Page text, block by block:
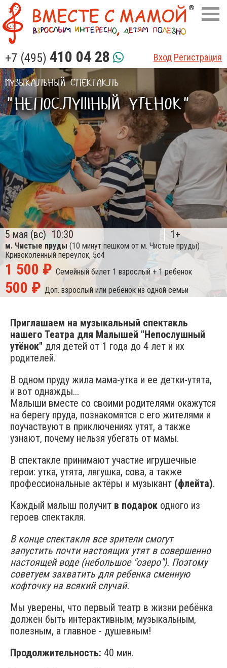
+7 (495) 410 04 28 Вход Регистрация
МУЗЫКАЛЬНЫЙ СПЕКТАКЛЬ
"НЕПОСЛУШНЫЙ УТЕНОК"
5 мая (вс) 10:30 1+
м. Чистые пруды (10 минут пешком от м. Чистые пруды)
Кривоколенный переулок, 5с4
1 500 ₽ Семейный билет 1 взрослый + 1 ребенок
500 ₽ Доп. взрослый или ребенок из одной семьи
Приглашаем на музыкальный спектакль
нашего Театра для Малышей "Непослушный
утёнок" для детей от 1 года до 4 лет и их
родителей.
В одном пруду жила мама-утка и ее детки-утята,
и вот однажды...
Малыши вместе со своими родителями окажутся
на берегу пруда, познакомятся с его жителями и
поучаствуют в приключениях утят, а также
узнают, почему нельзя убегать от мамы.
В спектакле принимают участие игрушечные
герои: утка, утята, лягушка, сова, а также
профессиональные актёры и музыкант (флейта).
Каждый малыш получит в подарок одного из
героев спектакля.
В конце спектакля все зрители смогут
запустить почти настоящих утят в совершенно
настоящей воде (небольшое "озеро"). Поэтому
советуем захватить для ребенка сменную
кофточку на всякий случай.
Мы уверены, что первый театр в жизни ребёнка
должен быть интерактивным, музыкальным,
полезным, а главное - душевным!
Продолжительность: 40 мин.